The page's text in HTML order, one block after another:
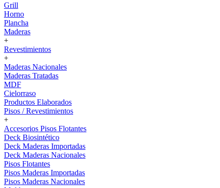
Grill
Horno
Plancha
Maderas
+
Revestimientos
+
Maderas Nacionales
Maderas Tratadas
MDF
Cielorraso
Productos Elaborados
Pisos / Revestimientos
+
Accesorios Pisos Flotantes
Deck Biosintético
Deck Maderas Importadas
Deck Maderas Nacionales
Pisos Flotantes
Pisos Maderas Importadas
Pisos Maderas Nacionales